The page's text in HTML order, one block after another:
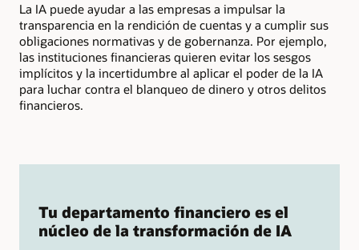
La IA puede ayudar a las empresas a impulsar la
transparencia en la rendición de cuentas y a cumplir sus
obligaciones normativas y de gobernanza. Por ejemplo,
las instituciones financieras quieren evitar los sesgos
implícitos y la incertidumbre al aplicar el poder de la IA
para luchar contra el blanqueo de dinero y otros delitos
financieros.
Tu departamento financiero es el
núcleo de la transformación de IA